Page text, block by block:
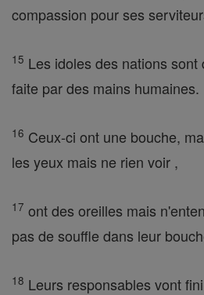
compassion pour ses
15 Les idoles des nations sont
faite par des mains humaines.
16 Ceux-ci ont une bouche,
les yeux mais ne rien voir ,
17 ont des oreilles mais
pas de souffle dans leur
18 Leurs responsables vont